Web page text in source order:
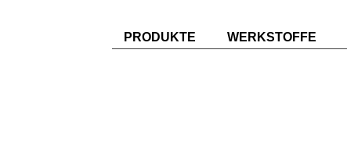
PRODUKTE WERKSTOFFE